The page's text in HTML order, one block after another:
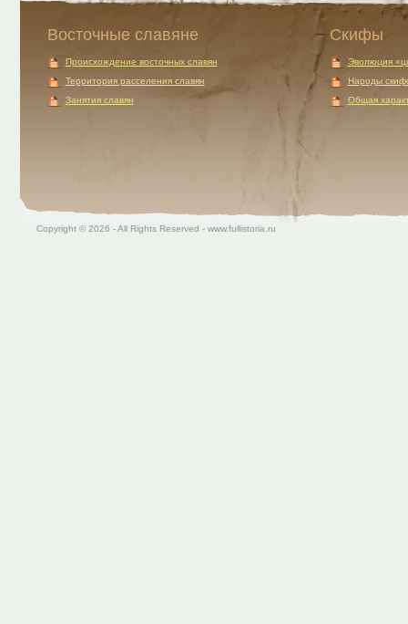
Восточные славяне
Происхождение восточных славян
Территория расселения славян
Занятия славян
Скифы
Эволюция
Народы
Общая
Copyright © 2026 - All Rights Reserved - www.fullistoria.ru